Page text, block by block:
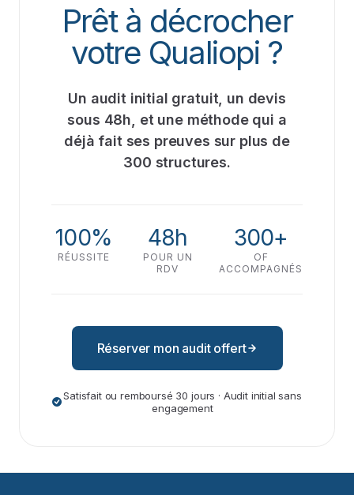
Prêt à décrocher
votre Qualiopi ?
Un audit initial gratuit, un devis
sous 48h, et une méthode qui a
déjà fait ses preuves sur plus de
300 structures.
100%
RÉUSSITE
48h
POUR UN
RDV
300+
OF
ACCOMPAGNÉS
Réserver mon audit offert
Satisfait ou remboursé 30 jours · Audit initial sans
engagement